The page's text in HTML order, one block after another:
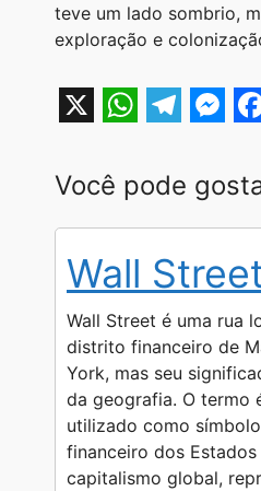
teve um lado sombrio,
exploração e
h
a
s
A
p
p
e
l
g
r
a
m
e
s
e
n
g
e
r
a
c
b
o
o
k
Você pode
Wall
Wall Street é uma rua
distrito financeiro de
York, mas seu
da geografia. O termo
utilizado como
financeiro dos
capitalismo global,